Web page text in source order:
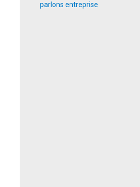
parlons entreprise